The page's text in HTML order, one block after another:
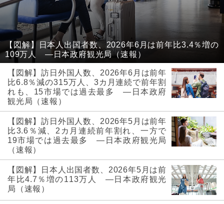
【図解】日本人出国者数、2026年6月は前年比3.4％増の
109万人 ―日本政府観光局（速報）
【図解】訪日外国人数、2026年6月は前年
比6.8％減の315万人、3カ月連続で前年割
れも、15市場では過去最多 ―日本政府
観光局（速報）
【図解】訪日外国人数、2026年5月は前年
比3.6％減、2カ月連続前年割れ、一方で
19市場では過去最多 ―日本政府観光局
（速報）
【図解】日本人出国者数、2026年5月は前
年比4.7％増の113万人 ―日本政府観光
局（速報）